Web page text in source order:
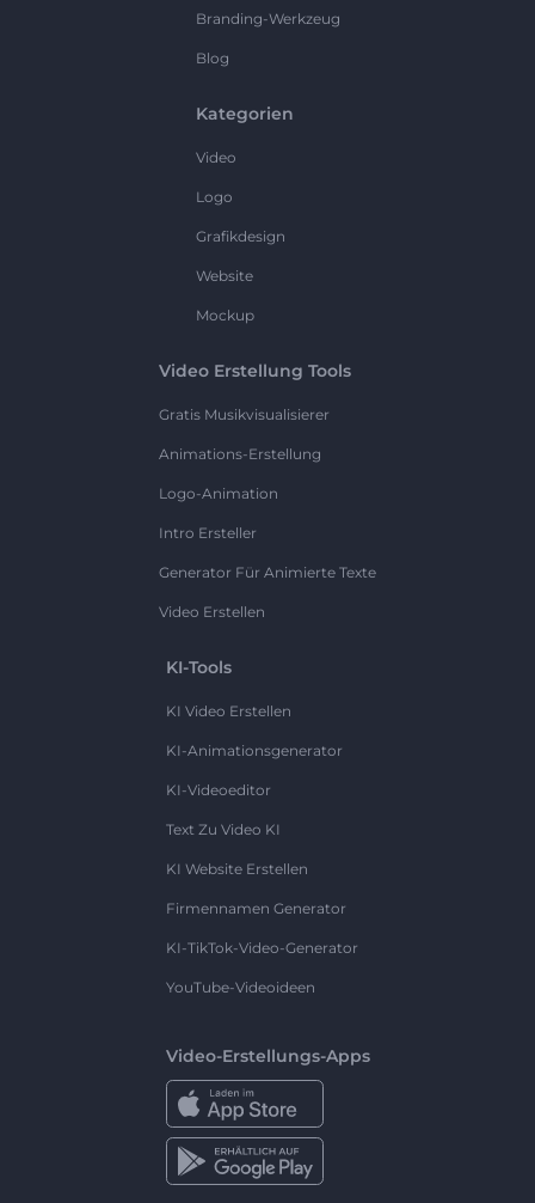
Branding-Werkzeug
Blog
Kategorien
Video
Logo
Grafikdesign
Website
Mockup
Video Erstellung Tools
Gratis Musikvisualisierer
Animations-Erstellung
Logo-Animation
Intro Ersteller
Generator Für Animierte Texte
Video Erstellen
KI-Tools
KI Video Erstellen
KI-Animationsgenerator
KI-Videoeditor
Text Zu Video KI
KI Website Erstellen
Firmennamen Generator
KI-TikTok-Video-Generator
YouTube-Videoideen
Video-Erstellungs-Apps